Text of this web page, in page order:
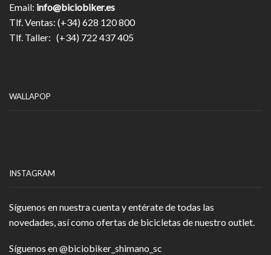
Email: info@biciobiker.es
Tlf. Ventas: (+34) 628 120 800
Tlf. Taller: (+34) 722 437 405
WALLAPOP
INSTAGRAM
Síguenos en nuestra cuenta y entérate de todas las
novedades, así como ofertas de bicicletas de nuestro outlet.
Síguenos en@biciobiker_shimano_sc